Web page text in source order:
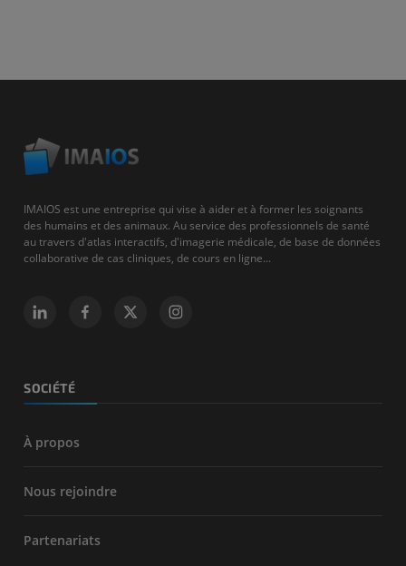
IMAIOS est une entreprise qui vise à aider et à former les soignants
des humains et des animaux. Au service des professionnels de santé
au travers d'atlas interactifs, d'imagerie médicale, de base de données
collaborative de cas cliniques, de cours en ligne...
SOCIÉTÉ
À propos
Nous rejoindre
Partenariats